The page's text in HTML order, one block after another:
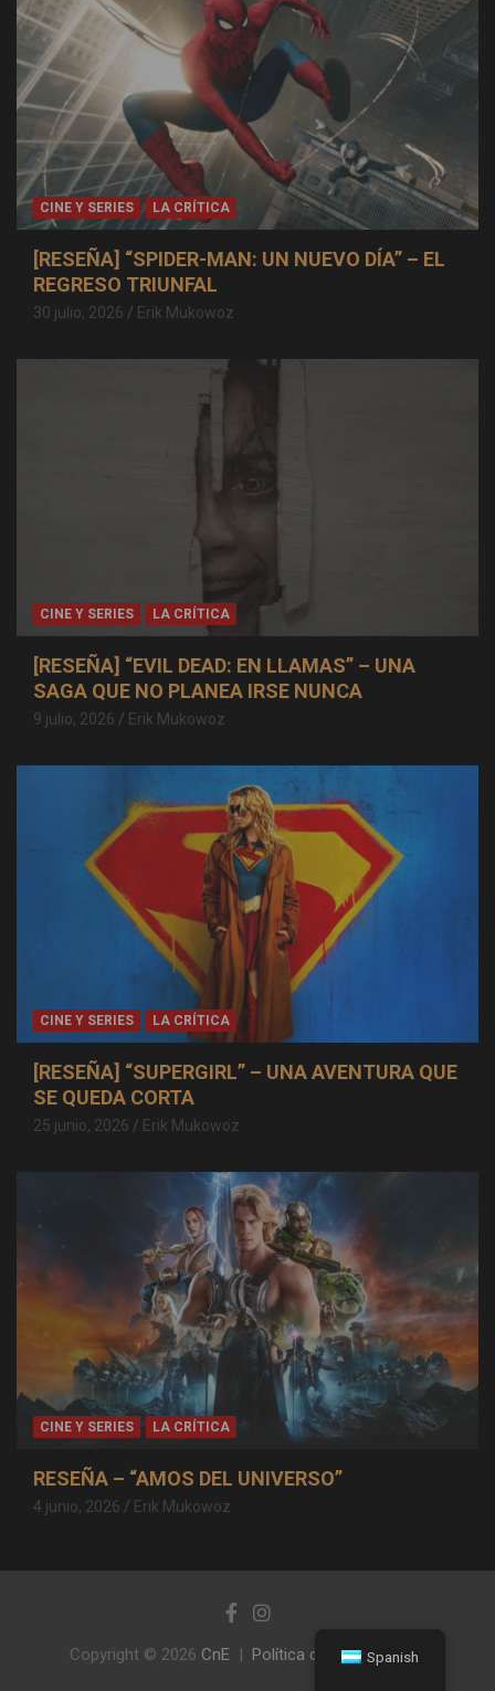
CINE Y SERIES LA CRÍTICA
[RESEÑA] “SPIDER-MAN: UN NUEVO DÍA” – EL
REGRESO TRIUNFAL
30 julio, 2026 Erik Mukowoz
CINE Y SERIES LA CRÍTICA
[RESEÑA] “EVIL DEAD: EN LLAMAS” – UNA
SAGA QUE NO PLANEA IRSE NUNCA
9 julio, 2026 Erik Mukowoz
CINE Y SERIES LA CRÍTICA
[RESEÑA] “SUPERGIRL” – UNA AVENTURA QUE
SE QUEDA CORTA
25 junio, 2026 Erik Mukowoz
CINE Y SERIES LA CRÍTICA
RESEÑA – “AMOS DEL UNIVERSO”
4 junio, 2026 Erik Mukowoz
Copyright © 2026 CnE Política de privacidad
Spanish